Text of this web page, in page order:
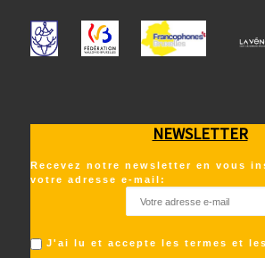
NEWSLETTER
Recevez notre newsletter en vous
votre adresse e-mail:
J'ai lu et accepte les termes et